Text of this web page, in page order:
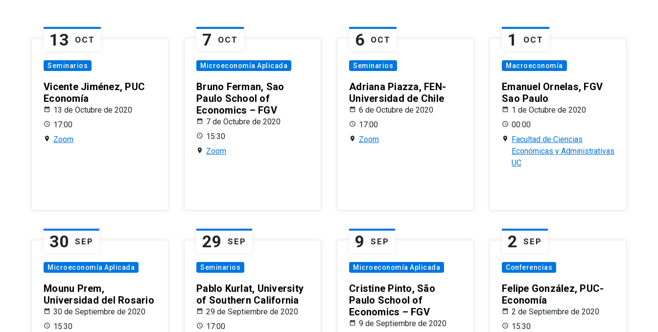
13 OCT
Seminarios
Vicente Jiménez, PUC
Economía
13 de Octubre de 2020
17:00
Zoom
7 OCT
Microeconomía Aplicada
Bruno Ferman, Sao
Paulo School of
Economics – FGV
7 de Octubre de 2020
15:30
Zoom
6 OCT
Seminarios
Adriana Piazza, FEN-
Universidad de Chile
6 de Octubre de 2020
17:00
Zoom
1 OCT
Macroeconomía
Emanuel Ornelas, FGV
Sao Paulo
1 de Octubre de 2020
00:00
Facultad de Ciencias
Económicas y Administrativas
UC
30 SEP
Microeconomía Aplicada
Mounu Prem,
Universidad del Rosario
30 de Septiembre de 2020
15:30
29 SEP
Seminarios
Pablo Kurlat, University
of Southern California
29 de Septiembre de 2020
17:00
9 SEP
Microeconomía Aplicada
Cristine Pinto, São
Paulo School of
Economics – FGV
9 de Septiembre de 2020
2 SEP
Conferencias
Felipe González, PUC-
Economía
2 de Septiembre de 2020
15:30